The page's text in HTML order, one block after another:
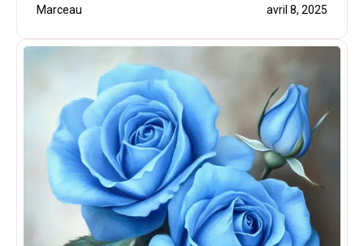
Marceau avril 8, 2025